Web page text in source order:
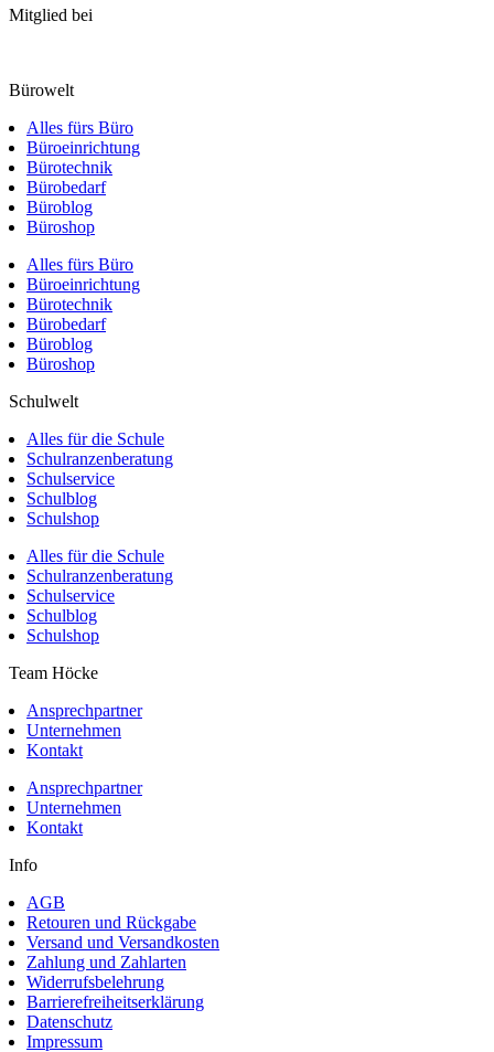
Mitglied bei
Bürowelt
Alles fürs Büro
Büroeinrichtung
Bürotechnik
Bürobedarf
Büroblog
Büroshop
Alles fürs Büro
Büroeinrichtung
Bürotechnik
Bürobedarf
Büroblog
Büroshop
Schulwelt
Alles für die Schule
Schulranzenberatung
Schulservice
Schulblog
Schulshop
Alles für die Schule
Schulranzenberatung
Schulservice
Schulblog
Schulshop
Team Höcke
Ansprechpartner
Unternehmen
Kontakt
Ansprechpartner
Unternehmen
Kontakt
Info
AGB
Retouren und Rückgabe
Versand und Versandkosten
Zahlung und Zahlarten
Widerrufsbelehrung
Barrierefreiheitserklärung
Datenschutz
Impressum